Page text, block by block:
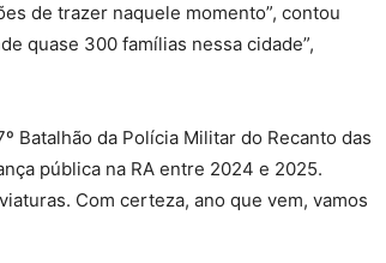
de trazer naquele momento”, contou
quase 300 famílias nessa cidade”,
Batalhão da Polícia Militar do Recanto das
pública na RA entre 2024 e 2025.
Com certeza, ano que vem, vamos